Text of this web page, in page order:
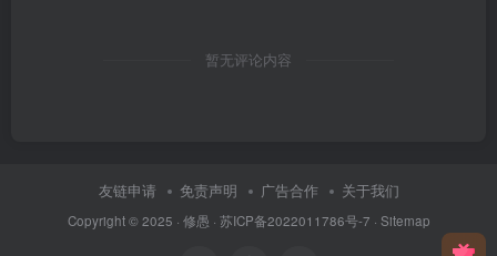
暂无评论内容
友链申请 免责声明 广告合作 关于我们
Copyright © 2025 · 修愚 · 苏ICP备2022011786号-7 · Sitemap